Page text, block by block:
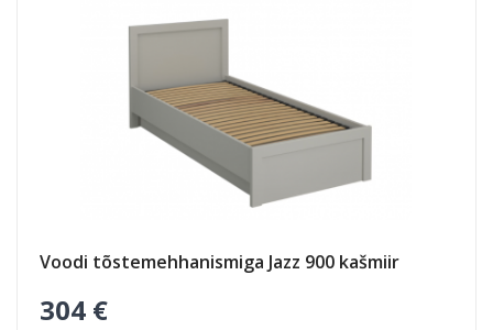
Voodi tõstemehhanismiga Jazz 900 kašmiir
304 €